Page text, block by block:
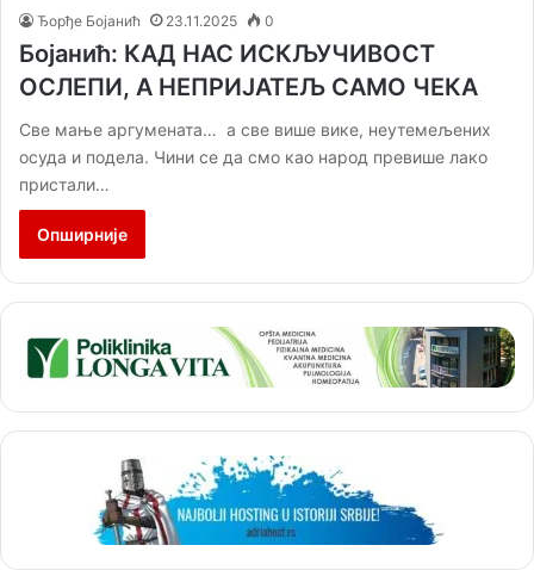
Ђорђе Бојанић 23.11.2025 0
Бојанић: КАД НАС ИСКЉУЧИВОСТ
ОСЛЕПИ, А НЕПРИЈАТЕЉ САМО ЧЕКА
Све мање аргумената… а све више вике, неутемељених
осуда и подела. Чини се да смо као народ превише лако
пристали…
Опширније